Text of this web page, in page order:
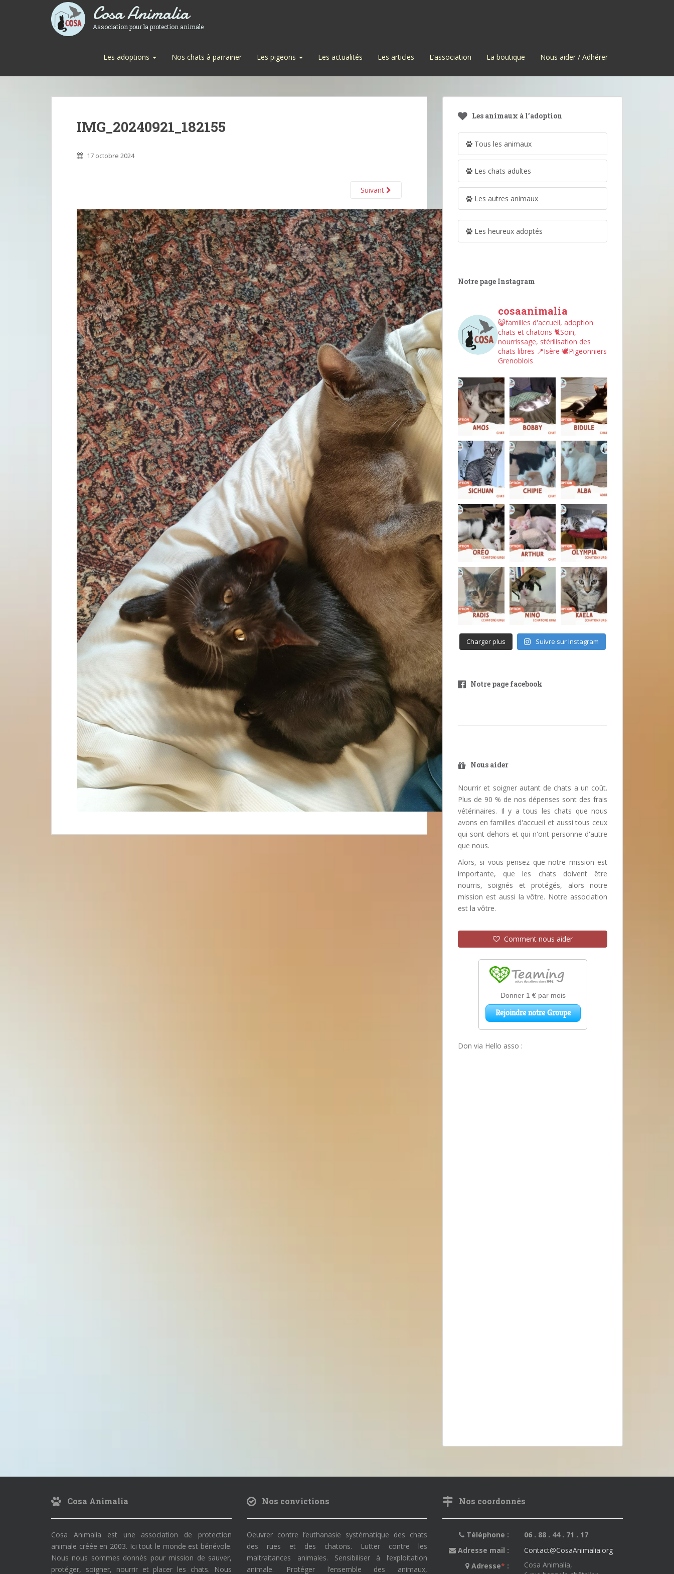
Cosa Animalia
Association pour la protection animale
Les adoptions Nos chats à parrainer Les pigeons Les actualités Les articles L’association La boutique Nous aider / Adhérer
IMG_20240921_182155
17 octobre 2024
Suivant
Les animaux à l’adoption
Tous les animaux
Les chats adultes
Les autres animaux
Les heureux adoptés
Notre page Instagram
cosaanimalia
😺familles d'accueil, adoption
chats et chatons 🐈Soin,
nourrissage, stérilisation des
chats libres 📍Isère 🕊︎Pigeonniers
Grenoblois
Charger plus Suivre sur Instagram
Notre page facebook
Nous aider
Nourrir et soigner autant de chats a un coût.
Plus de 90 % de nos dépenses sont des frais
vétérinaires. Il y a tous les chats que nous
avons en familles d'accueil et aussi tous ceux
qui sont dehors et qui n'ont personne d'autre
que nous.
Alors, si vous pensez que notre mission est
importante, que les chats doivent être
nourris, soignés et protégés, alors notre
mission est aussi la vôtre. Notre association
est la vôtre.
Comment nous aider
Don via Hello asso :
Cosa Animalia
Cosa Animalia est une association de protection
animale créée en 2003. Ici tout le monde est bénévole.
Nous nous sommes donnés pour mission de sauver,
protéger, soigner, nourrir et placer les chats. Nous
Nos convictions
Oeuvrer contre l’euthanasie systématique des chats
des rues et des chatons. Lutter contre les
maltraitances animales. Sensibiliser à l’exploitation
animale. Protéger l’ensemble des animaux,
Nos coordonnés
Téléphone :
06 . 88 . 44 . 71 . 17
Adresse mail :
Contact@CosaAnimalia.org
Adresse* :
Cosa Animalia,